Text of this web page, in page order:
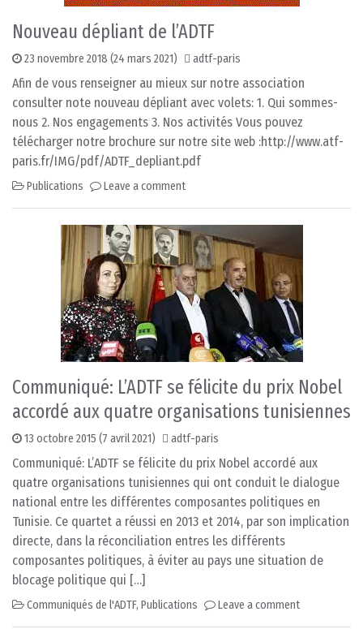
Nouveau dépliant de l’ADTF
23 novembre 2018 (24 mars 2021) adtf-paris
Afin de vous renseigner au mieux sur notre association
consulter note nouveau dépliant avec volets: 1. Qui sommes-
nous 2. Nos engagements 3. Nos activités Vous pouvez
télécharger notre brochure sur notre site web :http://www.atf-
paris.fr/IMG/pdf/ADTF_depliant.pdf
Publications Leave a comment
Communiqué: L’ADTF se félicite du prix Nobel
accordé aux quatre organisations tunisiennes
13 octobre 2015 (7 avril 2021) adtf-paris
Communiqué: L’ADTF se félicite du prix Nobel accordé aux
quatre organisations tunisiennes qui ont conduit le dialogue
national entre les différentes composantes politiques en
Tunisie. Ce quartet a réussi en 2013 et 2014, par son implication
directe, dans la réconciliation entres les différents
composantes politiques, à éviter au pays une situation de
blocage politique qui […]
Communiqués de l'ADTF, Publications Leave a comment